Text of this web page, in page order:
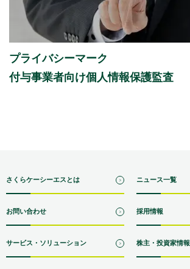
プライバシーマーク
付与事業者向け個人情報保護監査
さくらケーシーエスとは ニュース一覧
お問い合わせ 採用情報
サービス・ソリューション 株主・投資家情報